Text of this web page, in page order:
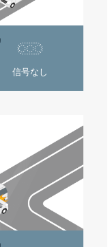
信号なし